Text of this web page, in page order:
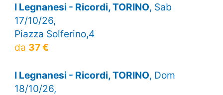
I Legnanesi - Ricordi, TORINO, Sab
17/10/26,
Piazza Solferino,4
da 37 €
I Legnanesi - Ricordi, TORINO, Dom
18/10/26,